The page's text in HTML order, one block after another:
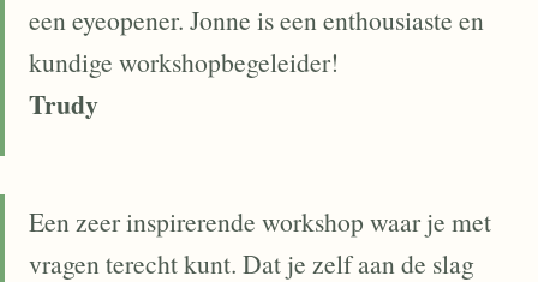
een eyeopener. Jonne is een enthousiaste en
kundige workshopbegeleider!
Trudy
Een zeer inspirerende workshop waar je met
vragen terecht kunt. Dat je zelf aan de slag